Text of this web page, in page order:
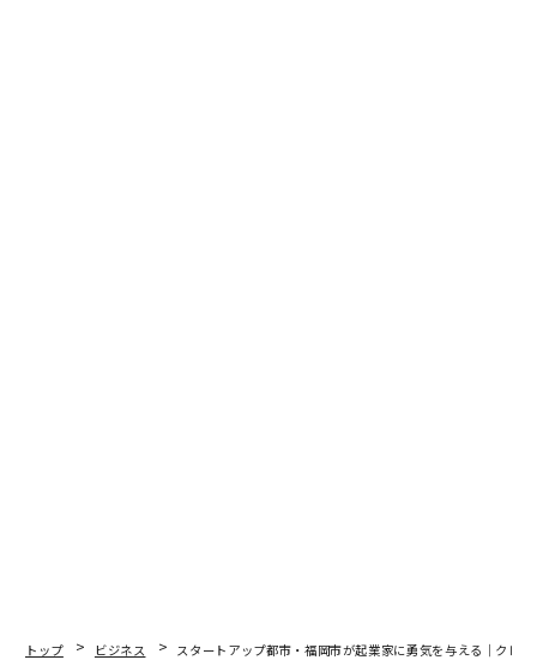
トップ ビジネス
スタートアップ都市・福岡市が起業家に勇気を与える｜クレ